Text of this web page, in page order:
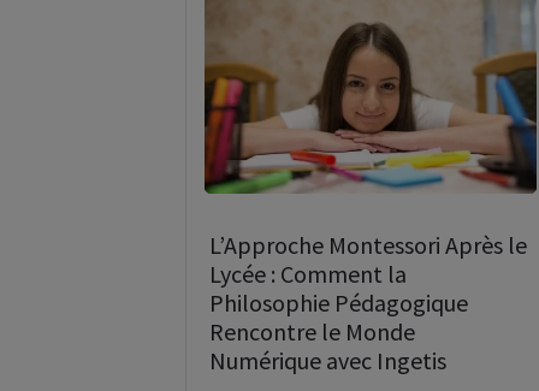
L’Approche Montessori Après le
Lycée : Comment la
Philosophie Pédagogique
Rencontre le Monde
Numérique avec Ingetis